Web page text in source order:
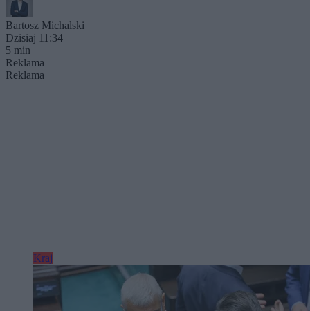
Bartosz Michalski
Dzisiaj 11:34
5 min
Reklama
Reklama
Kraj